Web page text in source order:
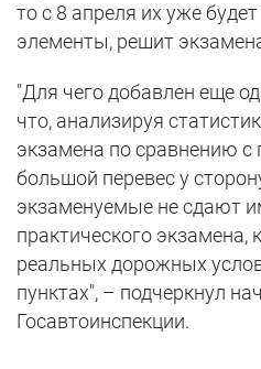
то с 8 апреля их уже
элементы, решит
"Для чего добавлен еще
что, анализируя
экзамена по сравнению с
большой перевес у
экзаменуемые не сдают
практического экзамена,
реальных дорожных
пунктах", – подчеркнул
Госавтоинспекции.